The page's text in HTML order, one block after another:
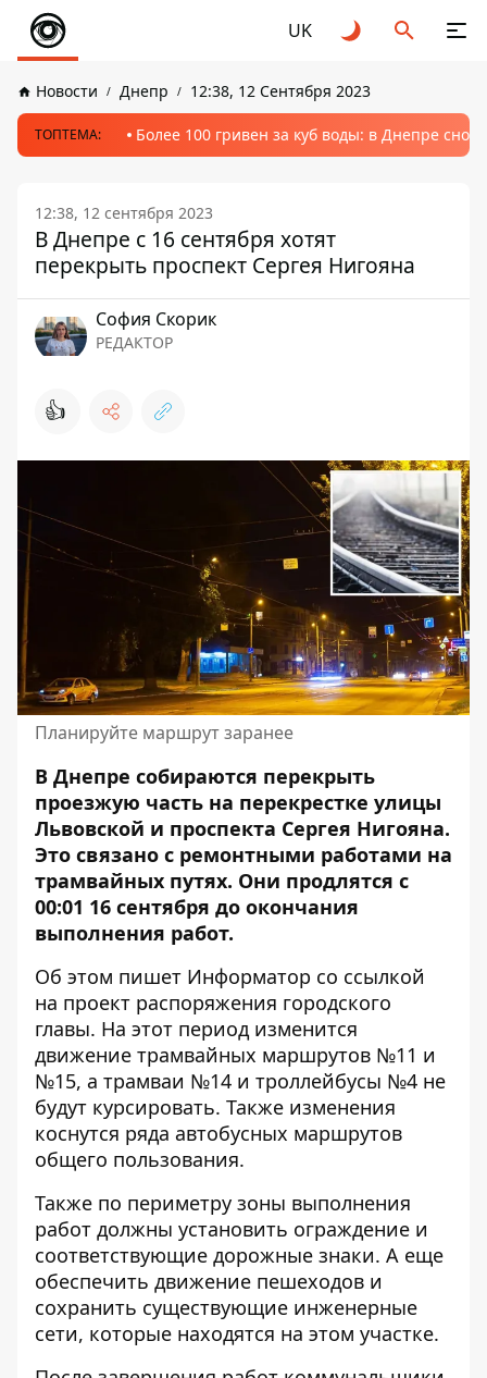
UK
Новости Днепр 12:38, 12 Сентября 2023
ТОПТЕМА: Более 100 гривен за куб воды: в Днепре
12:38, 12 сентября 2023
В Днепре с 16 сентября хотят
перекрыть проспект Сергея Нигояна
София Скорик
РЕДАКТОР
👍
Планируйте маршрут заранее
В Днепре собираются перекрыть
проезжую часть на перекрестке улицы
Львовской и проспекта Сергея Нигояна.
Это связано с ремонтными работами на
трамвайных путях. Они продлятся с
00:01 16 сентября до окончания
выполнения работ.
Об этом пишет Информатор со ссылкой
на проект распоряжения городского
главы. На этот период изменится
движение трамвайных маршрутов №11 и
№15, а трамваи №14 и троллейбусы №4 не
будут курсировать. Также изменения
коснутся ряда автобусных маршрутов
общего пользования.
Также по периметру зоны выполнения
работ должны установить ограждение и
соответствующие дорожные знаки. А еще
обеспечить движение пешеходов и
сохранить существующие инженерные
сети, которые находятся на этом участке.